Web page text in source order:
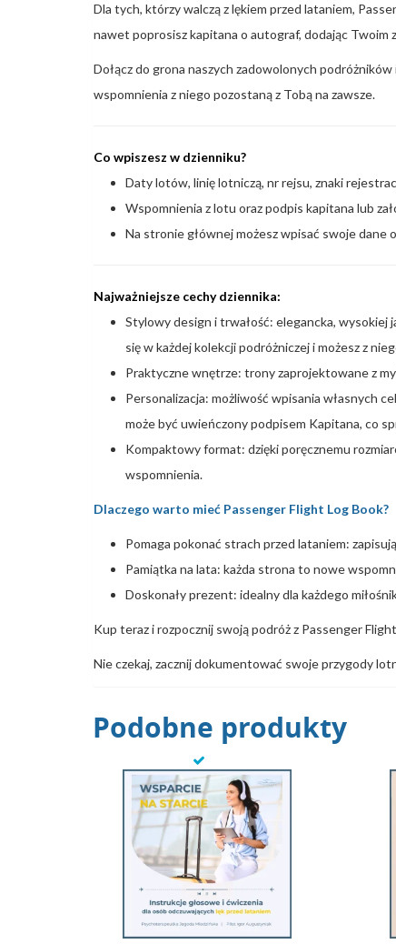
Dla tych, którzy walczą z lękiem przed lataniem,
nawet poprosisz kapitana o autograf, dodając Twoim
Dołącz do grona naszych zadowolonych
wspomnienia z niego pozostaną z Tobą na zawsze.
Co wpiszesz w dzienniku?
Daty lotów, linię lotniczą, nr rejsu, znaki
Wspomnienia z lotu oraz podpis kapitana lub
Na stronie głównej możesz wpisać swoje dane
Najważniejsze cechy dziennika:
Stylowy design i trwałość: elegancka, wysokiej
się w każdej kolekcji podróżniczej i możesz z
Praktyczne wnętrze: trony zaprojektowane z
Personalizacja: możliwość wpisania własnych
może być uwieńczony podpisem Kapitana, co
Kompaktowy format: dzięki poręcznemu
wspomnienia.
Dlaczego warto mieć Passenger Flight Log Book?
Pomaga pokonać strach przed lataniem:
Pamiątka na lata: każda strona to nowe
Doskonały prezent: idealny dla każdego
Kup teraz i rozpocznij swoją podróż z Passenger
Nie czekaj, zacznij dokumentować swoje przygody
Podobne produkty